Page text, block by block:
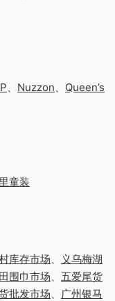
、 Nuzzon、 Queen’s
童装
库存市场、
义乌梅湖
围巾市场、 五爱尾货
批发市场、 广州银马